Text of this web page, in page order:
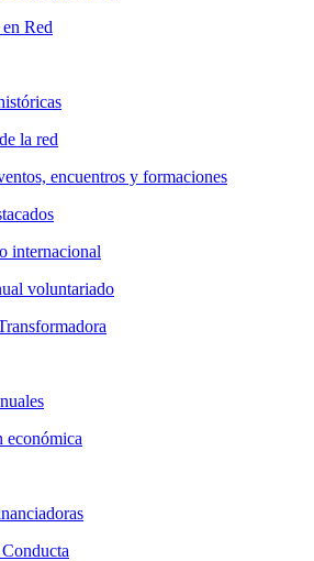
Red
la red
encuentros y formaciones
internacional
voluntariado
económica